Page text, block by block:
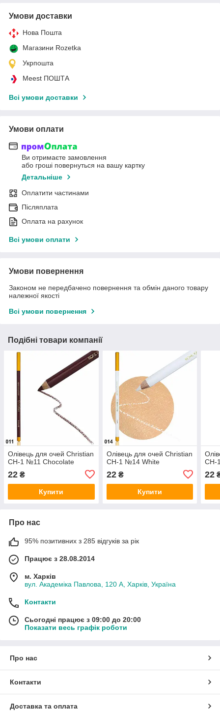
Умови доставки
Нова Пошта
Магазини Rozetka
Укрпошта
Meest ПОШТА
Всі умови доставки
Умови оплати
Ви отримаєте замовлення
або гроші повернуться на вашу картку
Детальніше
Оплатити частинами
Післяплата
Оплата на рахунок
Всі умови оплати
Умови повернення
Законом не передбачено повернення та обмін даного товару
належної якості
Всі умови повернення
Подібні товари компанії
Олівець для очей Christian
CH-1 №11 Chocolate
22 ₴
Купити
Олівець для очей Christian
CH-1 №14 White
22₴
Купити
CH-
22
Про нас
95% позитивних з 285 відгуків за рік
Працює з 28.08.2014
м. Харків
вул. Академіка Павлова, 120 А, Харків, Україна
Контакти
Сьогодні працює з 09:00 до 20:00
Показати весь графік роботи
Про нас
Контакти
Доставка та оплата